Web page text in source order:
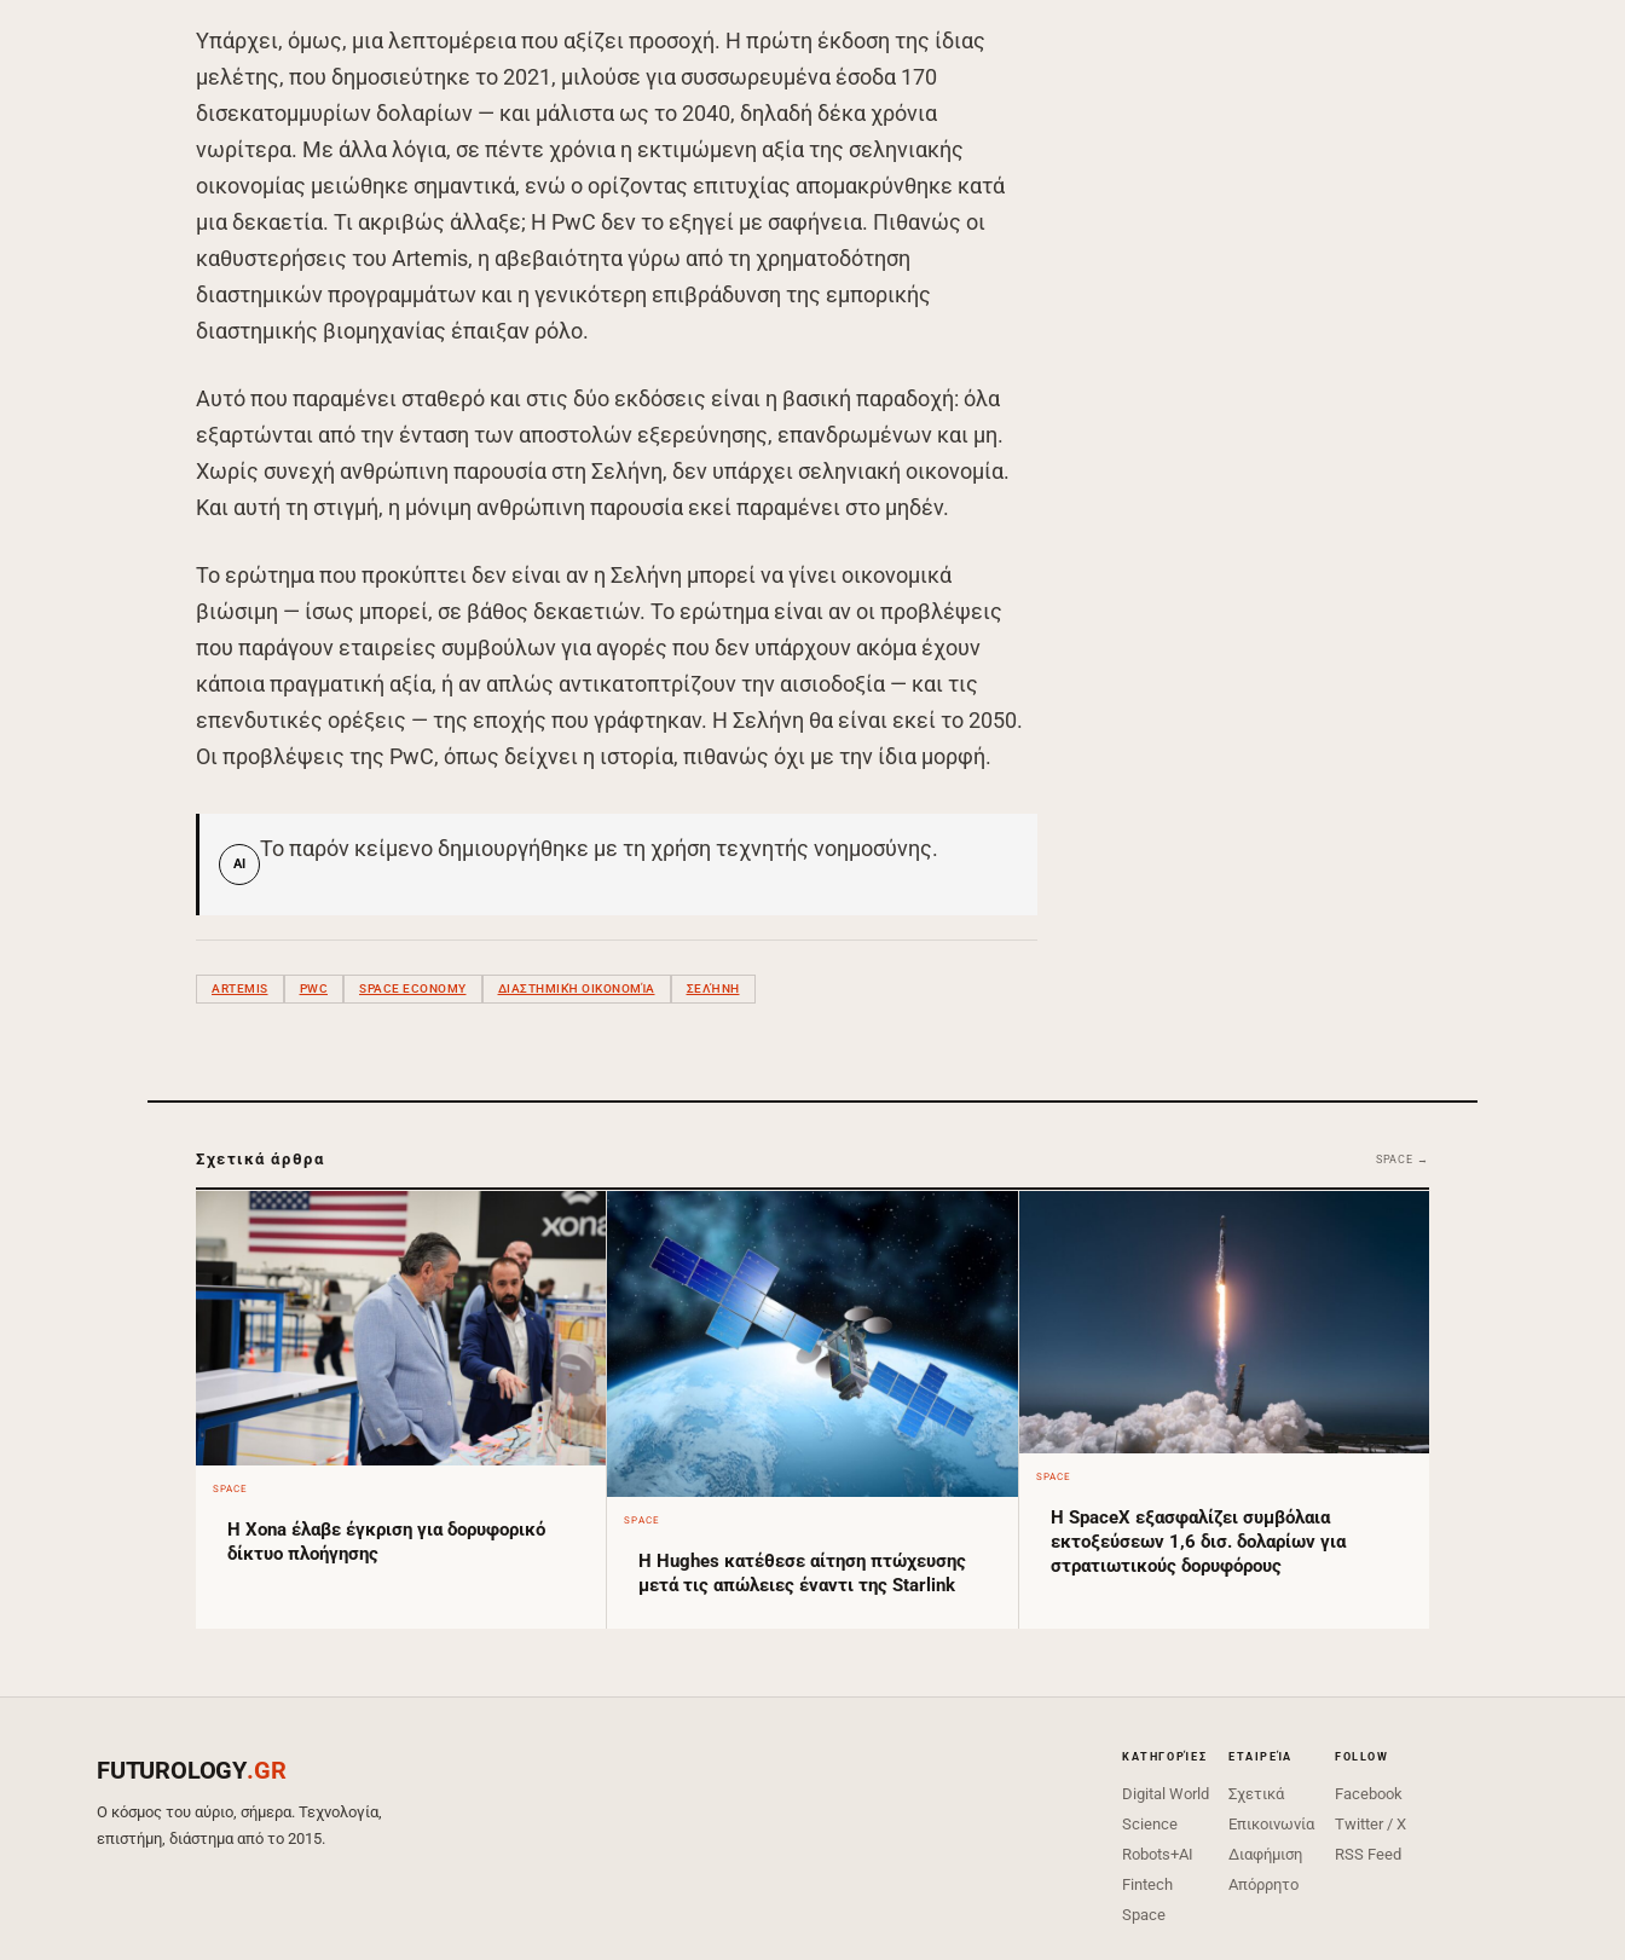
Υπάρχει, όμως, μια λεπτομέρεια που αξίζει προσοχή. Η πρώτη έκδοση της ίδιας
μελέτης, που δημοσιεύτηκε το 2021, μιλούσε για συσσωρευμένα έσοδα 170
δισεκατομμυρίων δολαρίων — και μάλιστα ως το 2040, δηλαδή δέκα χρόνια
νωρίτερα. Με άλλα λόγια, σε πέντε χρόνια η εκτιμώμενη αξία της σεληνιακής
οικονομίας μειώθηκε σημαντικά, ενώ ο ορίζοντας επιτυχίας απομακρύνθηκε κατά
μια δεκαετία. Τι ακριβώς άλλαξε; Η PwC δεν το εξηγεί με σαφήνεια. Πιθανώς οι
καθυστερήσεις του Artemis, η αβεβαιότητα γύρω από τη χρηματοδότηση
διαστημικών προγραμμάτων και η γενικότερη επιβράδυνση της εμπορικής
διαστημικής βιομηχανίας έπαιξαν ρόλο.
Αυτό που παραμένει σταθερό και στις δύο εκδόσεις είναι η βασική παραδοχή: όλα
εξαρτώνται από την ένταση των αποστολών εξερεύνησης, επανδρωμένων και μη.
Χωρίς συνεχή ανθρώπινη παρουσία στη Σελήνη, δεν υπάρχει σεληνιακή οικονομία.
Και αυτή τη στιγμή, η μόνιμη ανθρώπινη παρουσία εκεί παραμένει στο μηδέν.
Το ερώτημα που προκύπτει δεν είναι αν η Σελήνη μπορεί να γίνει οικονομικά
βιώσιμη — ίσως μπορεί, σε βάθος δεκαετιών. Το ερώτημα είναι αν οι προβλέψεις
που παράγουν εταιρείες συμβούλων για αγορές που δεν υπάρχουν ακόμα έχουν
κάποια πραγματική αξία, ή αν απλώς αντικατοπτρίζουν την αισιοδοξία — και τις
επενδυτικές ορέξεις — της εποχής που γράφτηκαν. Η Σελήνη θα είναι εκεί το 2050.
Οι προβλέψεις της PwC, όπως δείχνει η ιστορία, πιθανώς όχι με την ίδια μορφή.
AI
Το παρόν κείμενο δημιουργήθηκε με τη χρήση τεχνητής νοημοσύνης.
ARTEMIS PWC SPACE ECONOMY ΔΙΑΣΤΗΜΙΚΉ ΟΙΚΟΝΟΜΊΑ ΣΕΛΉΝΗ
Σχετικά άρθρα SPACE →
SPACE
Η Xona έλαβε έγκριση για δορυφορικό
δίκτυο πλοήγησης
SPACE
Η Hughes κατέθεσε αίτηση πτώχευσης
μετά τις απώλειες έναντι της Starlink
SPACE
Η SpaceX εξασφαλίζει συμβόλαια
εκτοξεύσεων 1,6 δισ. δολαρίων για
στρατιωτικούς δορυφόρους
FUTUROLOGY.GR
Ο κόσμος του αύριο, σήμερα. Τεχνολογία,
επιστήμη, διάστημα από το 2015.
ΚΑΤΗΓΟΡΊΕΣ
Digital World
Science
Robots+AI
Fintech
Space
ΕΤΑΙΡΕΊΑ
Σχετικά
Επικοινωνία
Διαφήμιση
Απόρρητο
FOLLOW
Facebook
Twitter / X
RSS Feed